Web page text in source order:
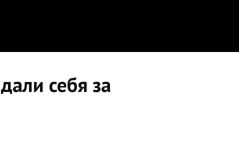
себя за